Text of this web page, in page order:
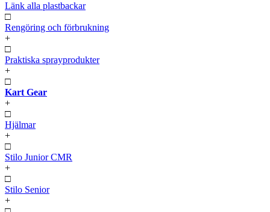
Länk alla plastbackar
□
Rengöring och förbrukning
+
□
Praktiska sprayprodukter
+
□
Kart Gear
+
□
Hjälmar
+
□
Stilo Junior CMR
+
□
Stilo Senior
+